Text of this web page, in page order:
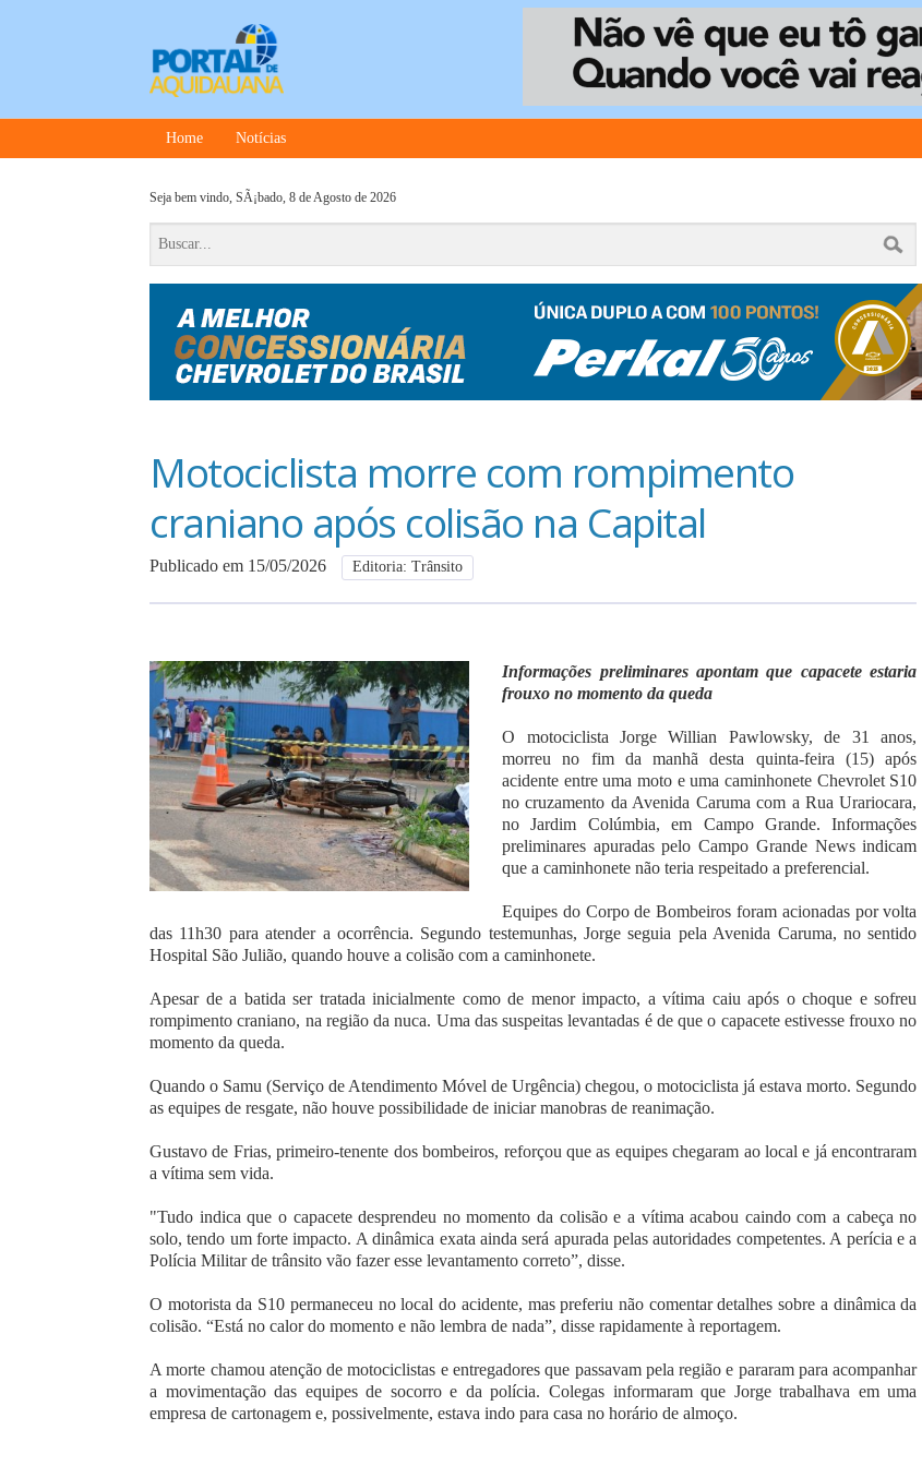
Home Notícias
Seja bem vindo, SÃ¡bado, 8 de Agosto de 2026
Motociclista morre com rompimento
craniano após colisão na Capital
Publicado em 15/05/2026 Editoria: Trânsito
Informações preliminares apontam que capacete estaria
frouxo no momento da queda
O motociclista Jorge Willian Pawlowsky, de 31 anos,
morreu no fim da manhã desta quinta-feira (15) após
acidente entre uma moto e uma caminhonete Chevrolet S10
no cruzamento da Avenida Caruma com a Rua Urariocara,
no Jardim Colúmbia, em Campo Grande. Informações
preliminares apuradas pelo Campo Grande News indicam
que a caminhonete não teria respeitado a preferencial.
Equipes do Corpo de Bombeiros foram acionadas por volta
das 11h30 para atender a ocorrência. Segundo testemunhas, Jorge seguia pela Avenida Caruma, no sentido
Hospital São Julião, quando houve a colisão com a caminhonete.
Apesar de a batida ser tratada inicialmente como de menor impacto, a vítima caiu após o choque e sofreu
rompimento craniano, na região da nuca. Uma das suspeitas levantadas é de que o capacete estivesse frouxo no
momento da queda.
Quando o Samu (Serviço de Atendimento Móvel de Urgência) chegou, o motociclista já estava morto. Segundo
as equipes de resgate, não houve possibilidade de iniciar manobras de reanimação.
Gustavo de Frias, primeiro-tenente dos bombeiros, reforçou que as equipes chegaram ao local e já encontraram
a vítima sem vida.
"Tudo indica que o capacete desprendeu no momento da colisão e a vítima acabou caindo com a cabeça no
solo, tendo um forte impacto. A dinâmica exata ainda será apurada pelas autoridades competentes. A perícia e a
Polícia Militar de trânsito vão fazer esse levantamento correto”, disse.
O motorista da S10 permaneceu no local do acidente, mas preferiu não comentar detalhes sobre a dinâmica da
colisão. “Está no calor do momento e não lembra de nada”, disse rapidamente à reportagem.
A morte chamou atenção de motociclistas e entregadores que passavam pela região e pararam para acompanhar
a movimentação das equipes de socorro e da polícia. Colegas informaram que Jorge trabalhava em uma
empresa de cartonagem e, possivelmente, estava indo para casa no horário de almoço.